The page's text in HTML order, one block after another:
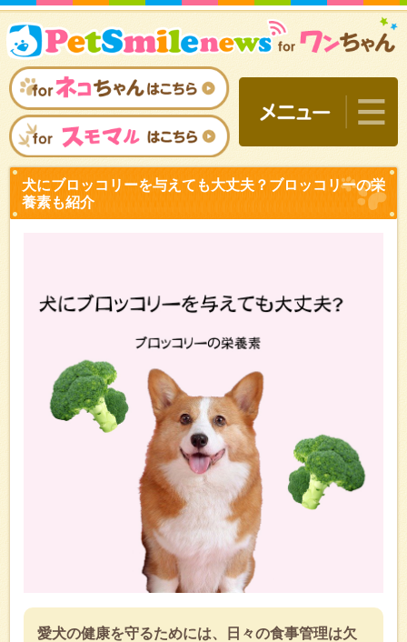
犬にブロッコリーを与え
養素も紹介
愛犬の健康を守るためには、日々の食事管理は欠